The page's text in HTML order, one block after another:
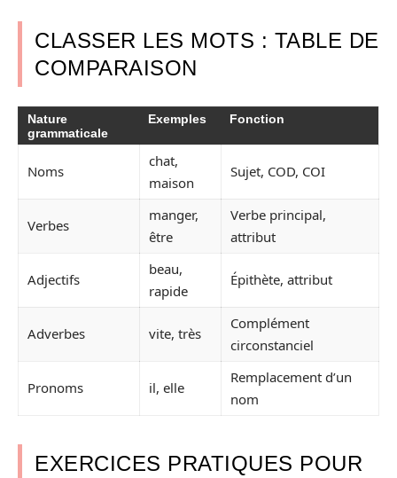
CLASSER LES MOTS : TABLE DE
COMPARAISON
Nature
grammaticale
Exemples Fonction
Noms
chat,
maison
Sujet, COD, COI
Verbes
manger,
être
Verbe principal,
attribut
Adjectifs
beau,
rapide
Épithète, attribut
Adverbes vite, très
Complément
circonstanciel
Pronoms il, elle
Remplacement d’un
nom
EXERCICES PRATIQUES POUR